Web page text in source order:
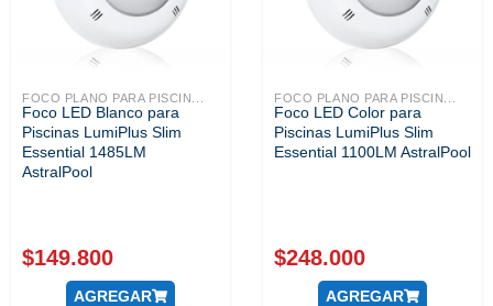
FOCO PLANO PARA PISCIN...
Foco LED Blanco para
Piscinas LumiPlus Slim
Essential 1485LM
AstralPool
$149.800
AGREGAR
FOCO PLANO PARA PISCIN...
Foco LED Color para
Piscinas LumiPlus Slim
Essential 1100LM AstralPool
$248.000
AGREGAR